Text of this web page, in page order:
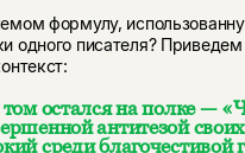
формулу,
одного писателя?
остался на полке —
антитезой
среди благочестивой